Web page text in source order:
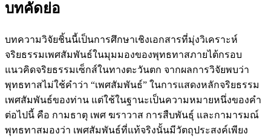
บทคัดย่อ
บทความวิจัยชิ้นนี้เป็นการศึกษาเชิงเอกสารที่มุ่งวิเคราะห์
จริยธรรมเพศสัมพันธ์ในมุมมองของพุทธทาสภายไต้กรอบ
แนวคิดจริยธรรมเซ็กส์ในทางตะวันตก จากผลการวิจัยพบว่า
พุทธทาสไม่ใช้คำว่า “เพศสัมพันธ์” ในการแสดงหลักจริยธรรม
เพศสัมพันธ์ของท่าน แต่ใช้ในฐานะเป็นความหมายหนึ่งของคำ
ต่อไปนี้ คือ กามธาตุ เพศ ฆราวาส การสืบพันธุ์ และกามารมณ์
พุทธทาสมองว่า เพศสัมพันธ์ที่แท้จริงนั้นมีวัตถุประสงค์เพียง